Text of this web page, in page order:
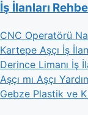
İş İlanları
CNC Operatörü
Kartepe Aşçı İş
Derince Limanı İş
Aşçı mı Aşçı
Gebze Plastik ve